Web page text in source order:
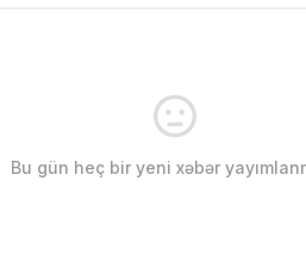
Bu gün heç bir yeni xəbər